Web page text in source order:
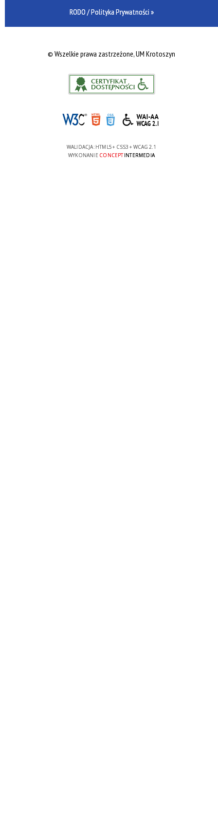
RODO / Polityka Prywatności »
© Wszelkie prawa zastrzeżone, UM Krotoszyn
WALIDACJA: HTML5+ CSS3 + WCAG 2.1
WYKONANIE CONCEPTINTERMEDIA